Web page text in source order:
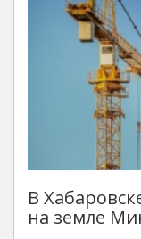
В
на земле